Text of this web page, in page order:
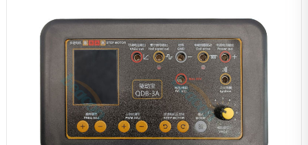
Вложение
Другой испытательный стенд
Балансировочная машина
Средства защиты автомобиля